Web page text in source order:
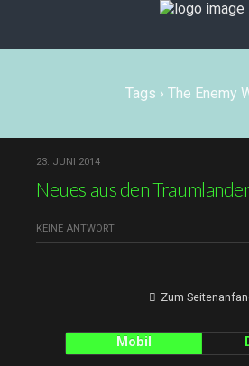
Tags › The Enemy
23. JUNI 2014
Neues aus den
KEINE ANTWORT
Zum
Mobil